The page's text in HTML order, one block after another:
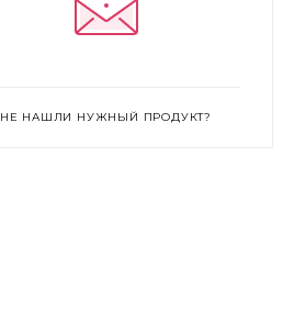
НЕ НАШЛИ НУЖНЫЙ ПРОДУКТ?